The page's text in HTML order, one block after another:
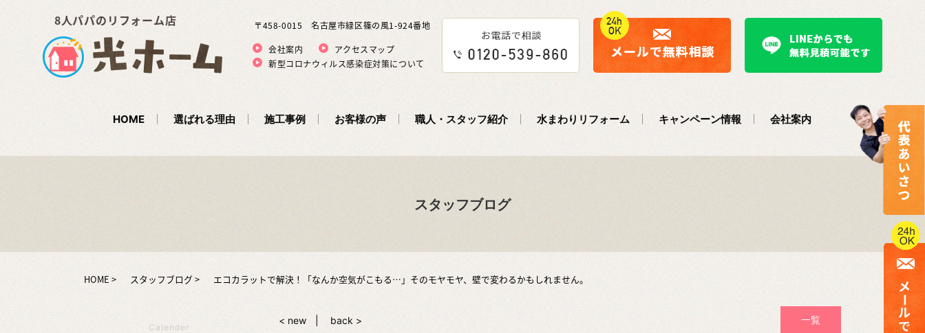
8人パパのリフォーム店
会社案内
アクセスマップ
新型コロナウィルス感染症対策について
〒458-0015 名古屋市緑区篠の風1-924番地
HOME 選ばれる理由 施工事例 お客様の声 職人・スタッフ紹介 水まわりリフォーム キャンペーン情報 会社案内
スタッフブログ
HOME スタッフブログ エコカラットで解決！「なんか空気がこもる…」そのモヤモヤ、壁で変わるかもしれません。
一覧
< new back >
Calender